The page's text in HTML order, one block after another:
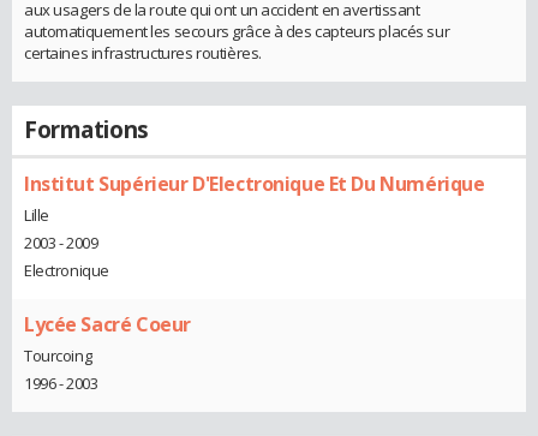
aux usagers de la route qui ont un accident en avertissant
automatiquement les secours grâce à des capteurs placés sur
certaines infrastructures routières.
Formations
Institut Supérieur D'Electronique Et Du Numérique
Lille
2003 - 2009
Electronique
Lycée Sacré Coeur
Tourcoing
1996 - 2003